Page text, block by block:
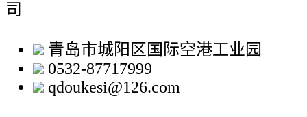
司
青岛市城阳区国际空港工业园
0532-87717999
qdoukesi@126.com